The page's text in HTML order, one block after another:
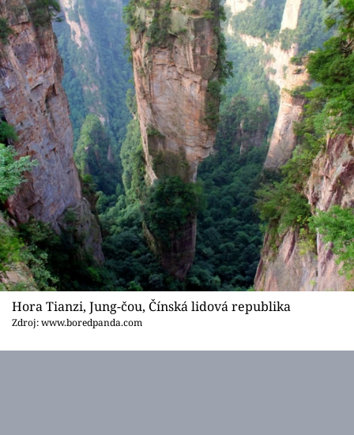
Hora Tianzi, Jung-čou, Čínská lidová republika
Zdroj: www.boredpanda.com